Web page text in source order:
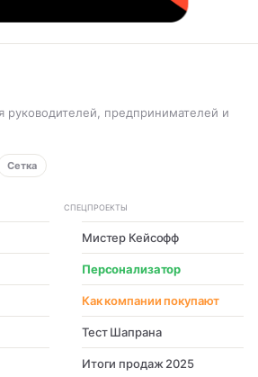
предпринимателей и
Сетка
СПЕЦПРОЕКТЫ
Мистер Кейсофф
Персонализатор
Как компании покупают
Тест Шапрана
Итоги продаж 2025